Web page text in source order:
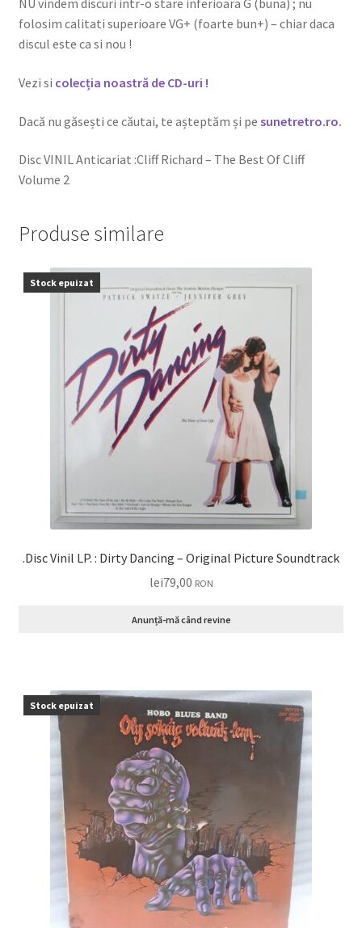
NU vindem discuri intr-o stare inferioara G (buna) ; nu
folosim calitati superioare VG+ (foarte bun+) – chiar daca
discul este ca si nou !
Vezi si colecția noastră de CD-uri !
Dacă nu găsești ce căutai, te așteptăm și pe sunetretro.ro.
Disc VINIL Anticariat :Cliff Richard – The Best Of Cliff
Volume 2
Produse similare
Stock epuizat
.Disc Vinil LP. : Dirty Dancing – Original Picture Soundtrack
lei79,00 RON
Anunță-mă când revine
Stock epuizat